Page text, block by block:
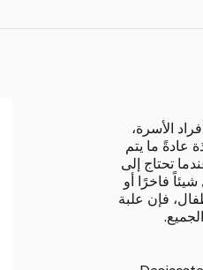
الأسرة،
عادةً ما يتم
تحتاج إلى
فاخرًا أو
فإن علبة